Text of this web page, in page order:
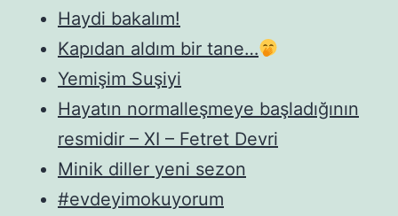
Haydi bakalım!
Kapıdan aldım bir tane…
Yemişim Suşiyi
Hayatın normalleşmeye başladığının
resmidir – XI – Fetret Devri
Minik diller yeni sezon
#evdeyimokuyorum